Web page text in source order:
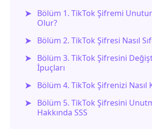
Bölüm 1. TikTok Şifremi
Olur?
Bölüm 2. TikTok Şifresi Nasıl
Bölüm 3. TikTok Şifresini
İpuçları
Bölüm 4. TikTok Şifrenizi Nasıl
Bölüm 5. TikTok Şifresini
Hakkında SSS